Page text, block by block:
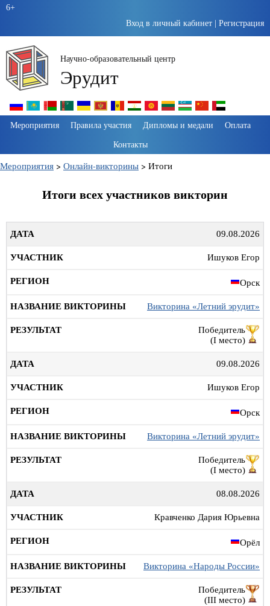
6+
Вход в личный кабинет
Регистрация
Научно-образовательный центр
Эрудит
Пропустить
навигацию
Мероприятия Правила участия Дипломы и медали
Оплата
Контакты
Мероприятия > Онлайн-викторины > Итоги
Итоги всех участников викторин
09.08.2026
Ишуков Егор
Орск
Викторина «Летний эрудит»
Победитель
(I место)
09.08.2026
Ишуков Егор
Орск
Викторина «Летний эрудит»
Победитель
(I место)
08.08.2026
Кравченко Дария Юрьевна
Орёл
Викторина «Народы России»
Победитель
(III место)